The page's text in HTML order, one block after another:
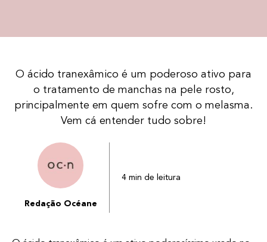
O ácido tranexâmico é um poderoso ativo para
o tratamento de manchas na pele rosto,
principalmente em quem sofre com o melasma.
Vem cá entender tudo sobre!
Redação Océane
4 min de leitura